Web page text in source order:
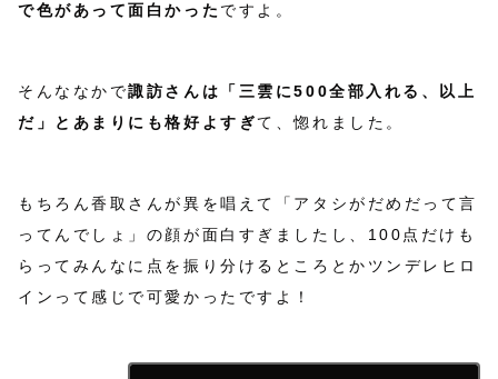
で色があって面白かった ですよ。
そんななかで諏訪さんは「三雲に500全部入れる、以上
だ」とあまりにも格好よすぎて、惚れました。
もちろん香取さんが異を唱えて「アタシがだめだって言
ってんでしょ」の顔が面白すぎましたし、100点だけも
らってみんなに点を振り分けるところとかツンデレヒロ
インって感じで可愛かったですよ！